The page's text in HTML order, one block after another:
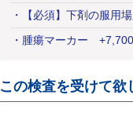
・
【必須】下剤の服用
・ 腫瘍マーカー +7,700
この検査を受けて欲